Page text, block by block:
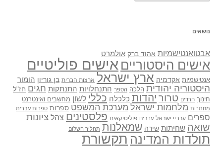
נושאים
אבטואנטישמיות אהוד ברק אולמרט
אישים היסטוריים אישים פוליטיים
אנטישמיות אקדמיה ארץ ישראל ארצות הברית בן גוריון הומור
היסטוריה יהודית הלכה הספר התנחלויות התנתקות חגים חז"ל
חינוך חרדים טרור יהדות כלכלה כללי לשון מחשבים ואינטרנט
מחתרות מלחמות ישראל מערכת המשפט ספרות ספרות עברית
ספרים ערביי ישראל ערבים פוליטיקאים פלסטינים צהל ציונות
שואה שחיתות שירה שמאלנות תהליך השלום
תולדות המדינה תקשורת